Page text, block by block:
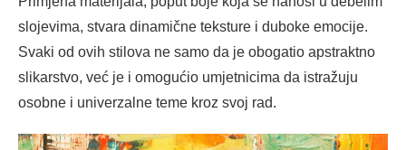
slojevima, stvara dinamične teksture i duboke emocije.
Svaki od ovih stilova ne samo da je obogatio apstraktno
slikarstvo, već je i omogućio umjetnicima da istražuju
osobne i univerzalne teme kroz svoj rad.